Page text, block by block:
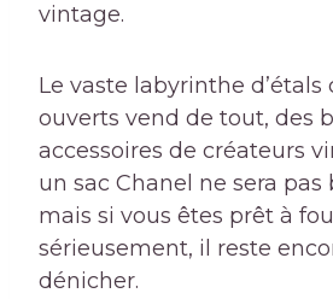
vintage.
Le vaste labyrinthe d’étals
ouverts vend de tout, des
accessoires de créateurs
un sac Chanel ne sera pas
mais si vous êtes prêt à
sérieusement, il reste
dénicher.